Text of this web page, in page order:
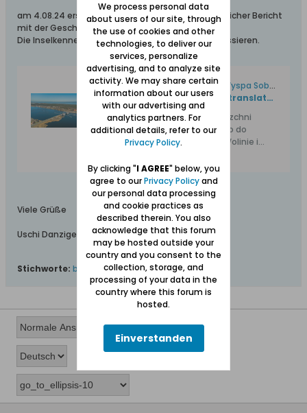
am 4.08.24 erschien in trojmiasto.pl ein umfangreicher Bericht
mit der Geschichte der Insel Bohnsack.
Die Inselkenner unter den Forumern wird es interessieren.
Trzecia największa w Polsce. Wyspa Sobieszewska kiedyś i dziś
https://www-trojmiasto-pl.translate.goog/wiadomosci/Trzecia-najwieksza-w-Polsce-Wyspa-Sobieszewska-kiedys-i-dzis-n191833.html?_x_tr_sl=auto&_x_tr_tl=de&_x_tr_hl=de&_x_tr_pto=wapp
Wyspa Sobieszewska o powierzchni
prawie 36 km kw. jest trzecią co do
wielkości wyspą w Polsce, po Wolinie i
Trójmieście.
Viele Grüße
Uschi Danziger
Stichworte: bohnsack,geschichte,insel
We process personal data
about users of our site, through
the use of cookies and other
technologies, to deliver our
services, personalize
advertising, and to analyze site
activity. We may share certain
information about our users
with our advertising and
analytics partners. For
additional details, refer to our
Privacy Policy.
By clicking "I AGREE" below, you
agree to ourPrivacy Policyand
our personal data processing
and cookie practices as
described therein. You also
acknowledge that this forum
may be hosted outside your
country and you consent to the
collection, storage, and
processing of your data in the
country where this forum is
hosted.
Einverstanden